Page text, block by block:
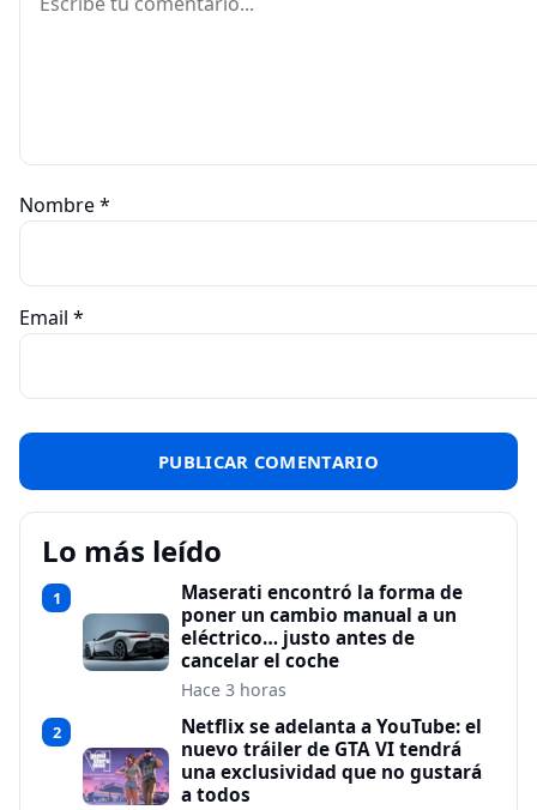
Nombre*
Email *
Lo más leído
1
Maserati encontró la forma de
poner un cambio manual a un
eléctrico… justo antes de
cancelar el coche
Hace 3 horas
2
Netflix se adelanta a YouTube: el
nuevo tráiler de GTA VI tendrá
una exclusividad que no gustará
a todos